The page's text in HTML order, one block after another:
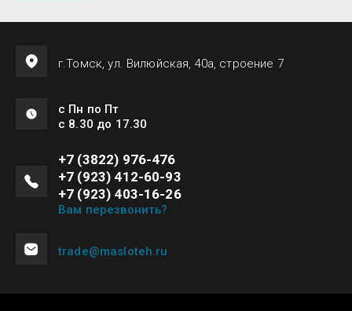
г.Томск, ул. Вилюйская, 40а, строение 7
с Пн по Пт
с 8.30 до 17.30
+7 (3822) 976-476
+7 (923) 412-60-93
+7 (923) 403-16-26
Вам перезвонить?
trade@masloteh.ru